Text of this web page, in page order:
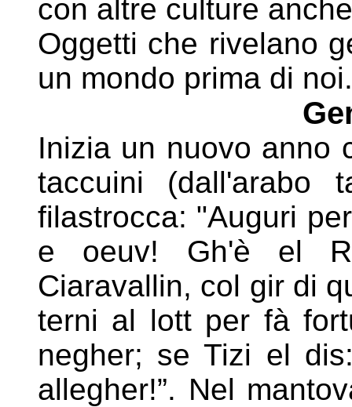
con altre culture
Oggetti che rivelano
un mondo prima di noi.
Inizia un nuovo anno
taccuini (dall'arabo
filastrocca: "Auguri
e oeuv! Gh'è el
Ciaravallin, col gir di
terni al lott per fà
negher; se Tizi el
allegher!”. Nel